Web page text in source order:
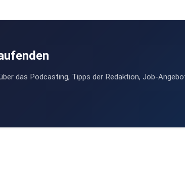
das Podcasting, Tipps der Redaktion, Job-